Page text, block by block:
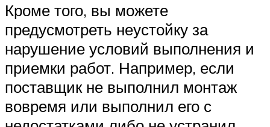
Кроме того, вы можете
предусмотреть неустойку за
нарушение условий выполнения и
приемки работ. Например, если
поставщик не выполнил монтаж
вовремя или выполнил его с